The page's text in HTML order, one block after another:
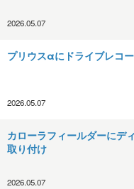
2026.05.07
プリウスαにドライブレコ
2026.05.07
カローラフィールダーにデ
取り付け
2026.05.07